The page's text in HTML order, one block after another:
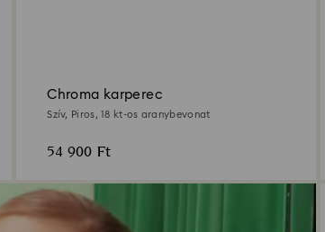
Chroma karperec
Szív, Piros, 18 kt-os aranybevonat
54 900 Ft